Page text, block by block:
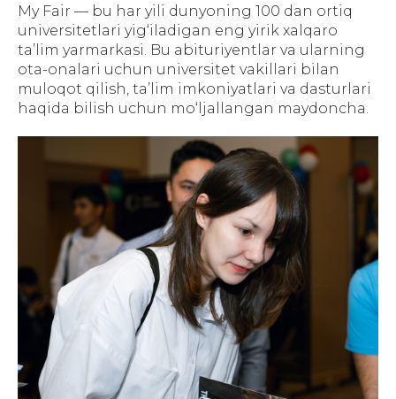
My Fair — bu har yili dunyoning 100 dan ortiq
universitetlari yig‘iladigan eng yirik xalqaro
ta’lim yarmarkasi. Bu abituriyentlar va ularning
ota-onalari uchun universitet vakillari bilan
muloqot qilish, ta’lim imkoniyatlari va dasturlari
haqida bilish uchun mo‘ljallangan maydoncha.